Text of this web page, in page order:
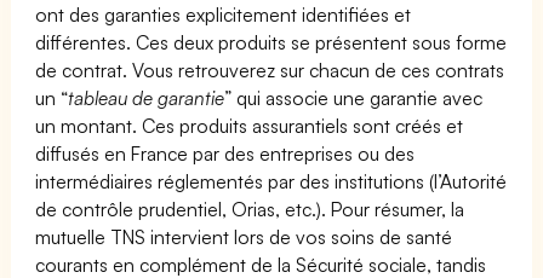
ont des garanties explicitement identifiées et
différentes. Ces deux produits se présentent sous forme
de contrat. Vous retrouverez sur chacun de ces contrats
un “tableau de garantie” qui associe une garantie avec
un montant. Ces produits assurantiels sont créés et
diffusés en France par des entreprises ou des
intermédiaires réglementés par des institutions (l’Autorité
de contrôle prudentiel, Orias, etc.). Pour résumer, la
mutuelle TNS intervient lors de vos soins de santé
courants en complément de la Sécurité sociale, tandis